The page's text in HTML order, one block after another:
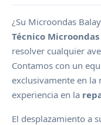
¿Su Microondas
Técnico
resolver cualquier
Contamos con un
exclusivamente en la
experiencia en la
El desplazamiento a